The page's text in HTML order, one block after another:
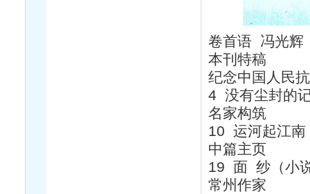
卷首语 冯光辉
本刊特稿
纪念中国人民
4 没有尘封的
名家构筑
10 运河起江
中篇主页
19 面 纱（小
常州作家